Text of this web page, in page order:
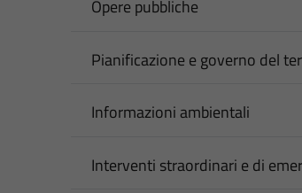
Opere pubbliche
Pianificazione e governo del
Informazioni ambientali
Interventi straordinari e di